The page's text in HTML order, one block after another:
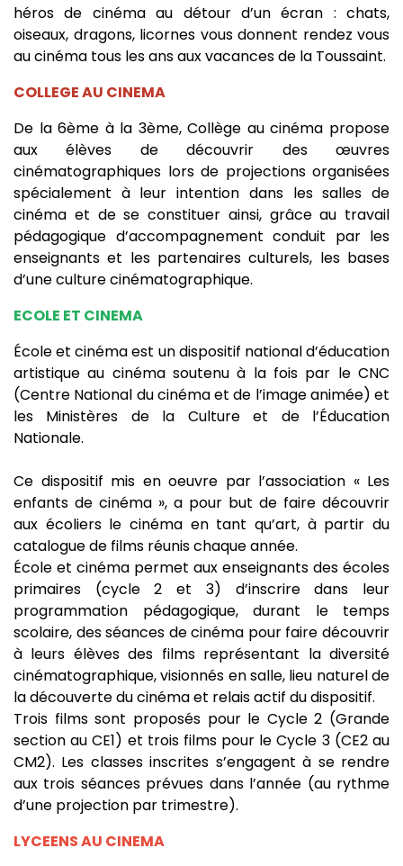
héros de cinéma au détour d’un écran : chats,
oiseaux, dragons, licornes vous donnent rendez vous
au cinéma tous les ans aux vacances de la Toussaint.
COLLEGE AU CINEMA
De la 6ème à la 3ème, Collège au cinéma propose
aux élèves de découvrir des œuvres
cinématographiques lors de projections organisées
spécialement à leur intention dans les salles de
cinéma et de se constituer ainsi, grâce au travail
pédagogique d’accompagnement conduit par les
enseignants et les partenaires culturels, les bases
d’une culture cinématographique.
ECOLE ET CINEMA
École et cinéma est un dispositif national d’éducation
artistique au cinéma soutenu à la fois par le CNC
(Centre National du cinéma et de l’image animée) et
les Ministères de la Culture et de l’Éducation
Nationale.
Ce dispositif mis en oeuvre par l’association « Les
enfants de cinéma », a pour but de faire découvrir
aux écoliers le cinéma en tant qu’art, à partir du
catalogue de films réunis chaque année.
École et cinéma permet aux enseignants des écoles
primaires (cycle 2 et 3) d’inscrire dans leur
programmation pédagogique, durant le temps
scolaire, des séances de cinéma pour faire découvrir
à leurs élèves des films représentant la diversité
cinématographique, visionnés en salle, lieu naturel de
la découverte du cinéma et relais actif du dispositif.
Trois films sont proposés pour le Cycle 2 (Grande
section au CE1) et trois films pour le Cycle 3 (CE2 au
CM2). Les classes inscrites s’engagent à se rendre
aux trois séances prévues dans l’année (au rythme
d’une projection par trimestre).
LYCEENS AU CINEMA